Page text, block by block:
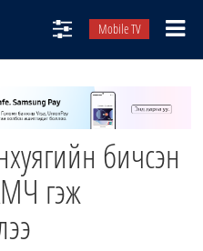
Mobile TV
бичсэн
гэж